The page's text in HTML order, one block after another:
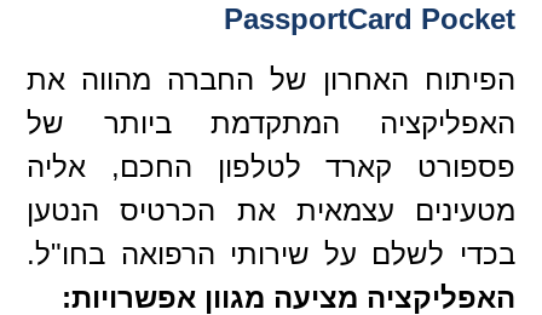
PassportCard Pocket
הפיתוח האחרון של החברה מהווה את
האפליקציה המתקדמת ביותר של
פספורט קארד לטלפון החכם, אליה
מטעינים עצמאית את הכרטיס הנטען
בכדי לשלם על שירותי הרפואה בחו"ל.
האפליקציה מציעה מגוון אפשרויות: